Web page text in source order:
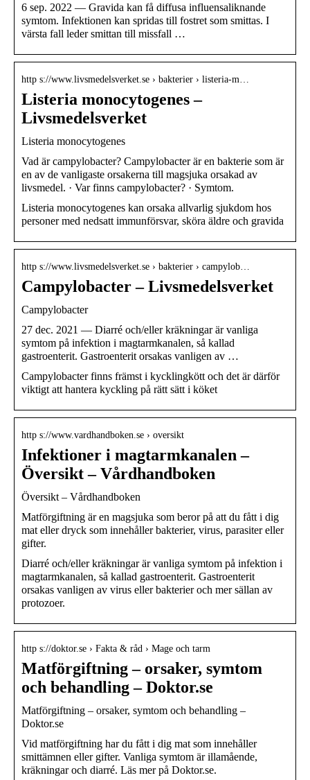
6 sep. 2022 — Gravida kan få diffusa influensaliknande
symtom. Infektionen kan spridas till fostret som smittas. I
värsta fall leder smittan till missfall …
http s://www.livsmedelsverket.se › bakterier › listeria-m…
Listeria monocytogenes –
Livsmedelsverket
Listeria monocytogenes
Vad är campylobacter? Campylobacter är en bakterie som är
en av de vanligaste orsakerna till magsjuka orsakad av
livsmedel. · Var finns campylobacter? · Symtom.
Listeria monocytogenes kan orsaka allvarlig sjukdom hos
personer med nedsatt immunförsvar, sköra äldre och gravida
http s://www.livsmedelsverket.se › bakterier › campylob…
Campylobacter – Livsmedelsverket
Campylobacter
27 dec. 2021 — Diarré och/eller kräkningar är vanliga
symtom på infektion i magtarmkanalen, så kallad
gastroenterit. Gastroenterit orsakas vanligen av …
Campylobacter finns främst i kycklingkött och det är därför
viktigt att hantera kyckling på rätt sätt i köket
http s://www.vardhandboken.se › oversikt
Infektioner i magtarmkanalen –
Översikt – Vårdhandboken
Översikt – Vårdhandboken
Matförgiftning är en magsjuka som beror på att du fått i dig
mat eller dryck som innehåller bakterier, virus, parasiter eller
gifter.
Diarré och/eller kräkningar är vanliga symtom på infektion i
magtarmkanalen, så kallad gastroenterit. Gastroenterit
orsakas vanligen av virus eller bakterier och mer sällan av
protozoer.
http s://doktor.se › Fakta & råd › Mage och tarm
Matförgiftning – orsaker, symtom
och behandling – Doktor.se
Matförgiftning – orsaker, symtom och behandling –
Doktor.se
Vid matförgiftning har du fått i dig mat som innehåller
smittämnen eller gifter. Vanliga symtom är illamående,
kräkningar och diarré. Läs mer på Doktor.se.